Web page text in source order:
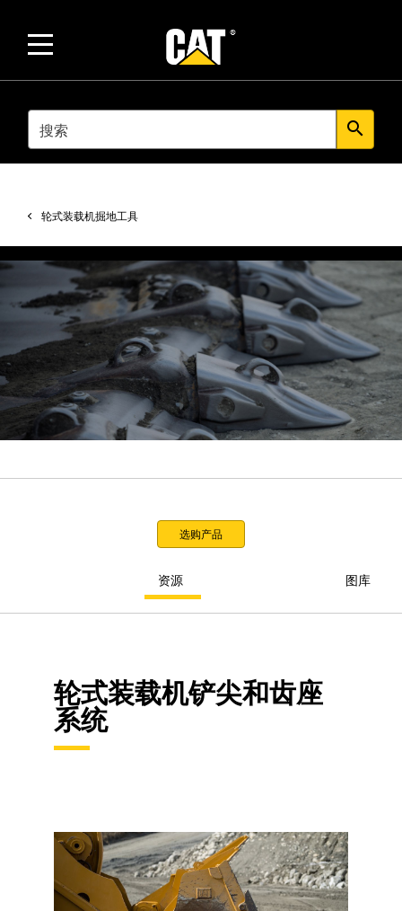
SEARCH search
轮式装载机掘地工具
选购产品
资源 图库
轮式装载机铲尖和齿座
系统